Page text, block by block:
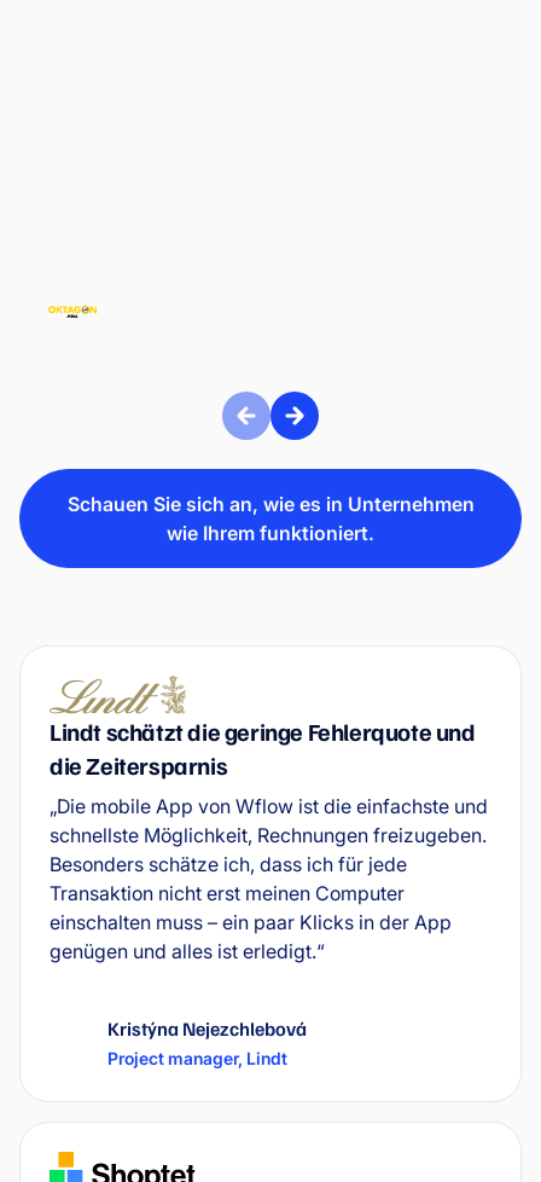
Schauen Sie sich an, wie es in Unternehmen
wie Ihrem funktioniert.
Lindt schätzt die geringe Fehlerquote und
die Zeitersparnis
„Die mobile App von Wflow ist die einfachste und
schnellste Möglichkeit, Rechnungen freizugeben.
Besonders schätze ich, dass ich für jede
Transaktion nicht erst meinen Computer
einschalten muss – ein paar Klicks in der App
genügen und alles ist erledigt.“
Kristýna Nejezchlebová
Project manager, Lindt